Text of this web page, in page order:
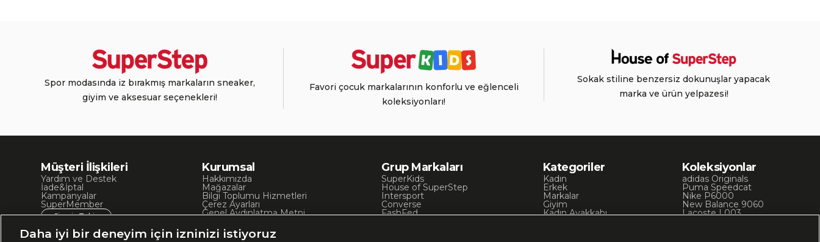
Spor modasında iz bırakmış markaların sneaker,
giyim ve aksesuar seçenekleri!
Favori çocuk markalarının konforlu ve eğlenceli
koleksiyonları!
Sokak stiline benzersiz dokunuşlar yapacak
marka ve ürün yelpazesi!
Müşteri İlişkileri
Yardım ve Destek
İade&İptal
Kampanyalar
SuperMember
Sipariş Takip
Kurumsal
Hakkımızda
Mağazalar
Bilgi Toplumu Hizmetleri
Çerez Ayarları
Genel Aydınlatma Metni
Site Haritası
İşlem Rehberi
Grup Markaları
SuperKids
House of SuperStep
Intersport
Converse
FashFed
Kategoriler
Kadın
Erkek
Markalar
Giyim
Kadın Ayakkabı
Koleksiyonlar
adidas Originals
Puma Speedcat
Nike P6000
New Balance 9060
Lacoste L003
Daha iyi bir deneyim için izninizi istiyoruz